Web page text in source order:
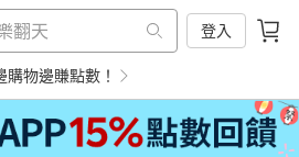
翻天
取免運
登入
物邊賺點數！
取免運